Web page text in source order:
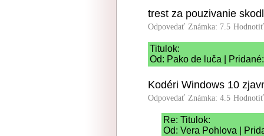
trest za pouzivanie
Odpovedať Známka: 7.5
Titulok:
Od: Pako de luča |
Kodéri Windows 10
Odpovedať Známka: 4.5
Re: Titulok:
Od: Vera Pohlova |